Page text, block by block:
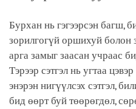
Бурхан нь гэгээрсэн багш,
зорилгогүй оршихуй болон
арга замыг заасан учраас
Тэрээр сэтгэл нь угтаа
энэрэн нигүүлсэх сэтгэл,
бид өөрт буй төөрөгдөл,